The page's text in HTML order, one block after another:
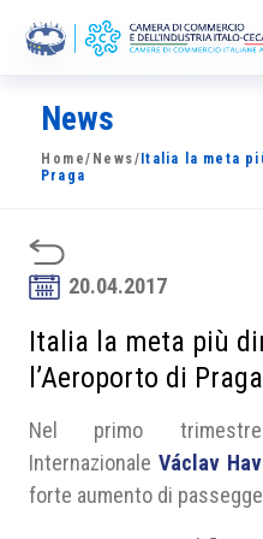
La Camera
News
Sviluppo Mercato
Soci
Partner
Progetti
Area riservata
News
Home/ News/ Italia la meta
Praga
20.04.2017
Italia la meta più
l’Aeroporto di Praga
Nel primo trimestre
InternazionaleVáclav
forte aumento di